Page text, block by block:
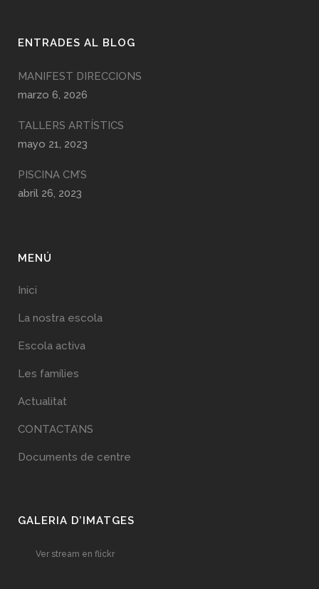
ENTRADES AL BLOG
MANIFEST DIRECCIONS
marzo 6, 2026
TALLERS ARTÍSTICS
mayo 21, 2023
PISCINA CM’S
abril 26, 2023
MENÚ
Inici
La nostra escola
Escola activa
Les famílies
Actualitat
CONTACTA’NS
Documents de centre
GALERIA D’IMATGES
Ver stream en flickr